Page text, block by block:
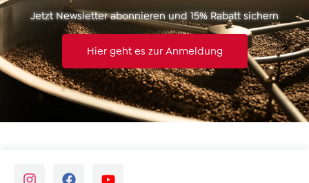
Jetzt Newsletter abonnieren und 15% Rabatt sichern
Hier geht es zur Anmeldung